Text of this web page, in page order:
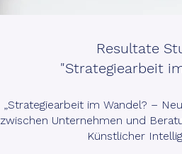
Resultate
"Strategiearbeit
„Strategiearbeit im Wandel? –
zwischen Unternehmen und
Künstlicher